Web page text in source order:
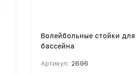
Волейбольные стойки для
бассейна
Артикул: 2696